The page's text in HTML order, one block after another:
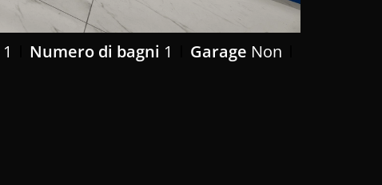
1 Numero di bagni 1 Garage Non